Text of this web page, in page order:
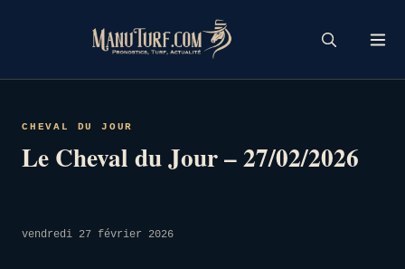
CHEVAL DU JOUR
Le Cheval du Jour – 27/02/2026
vendredi 27 février 2026